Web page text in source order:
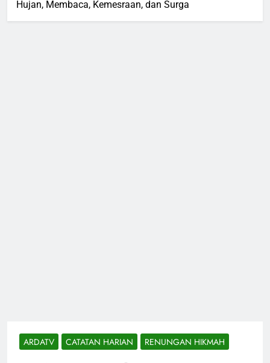
Hujan, Membaca, Kemesraan, dan Surga
ARDATV CATATAN HARIAN RENUNGAN HIKMAH